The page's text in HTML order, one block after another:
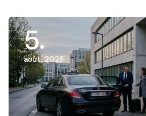
5
août, 2026